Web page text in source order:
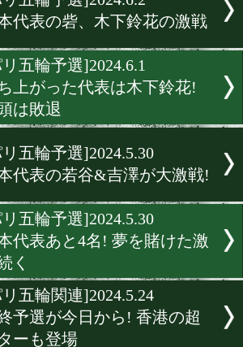
[パリ五輪]2024.7.6
とスパー
[パリ五輪]2024.7.5
TEAM JAPAN結団式&壮行
[日本ボクシング連盟
日本ボクシング連盟新会長
歳の仲間達也氏
[パリ五輪予選]2024.6.2
日本代表の砦、木下鈴花の